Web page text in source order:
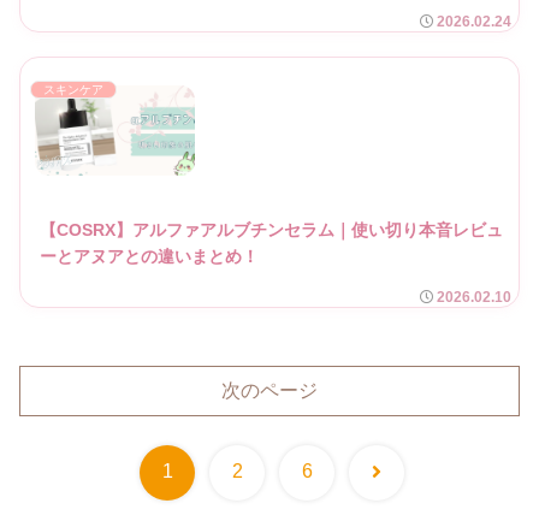
2026.02.24
スキンケア
【COSRX】アルファアルブチンセラム｜使い切り本音レビュ
ーとアヌアとの違いまとめ！
2026.02.10
次のページ
1 2 6 次